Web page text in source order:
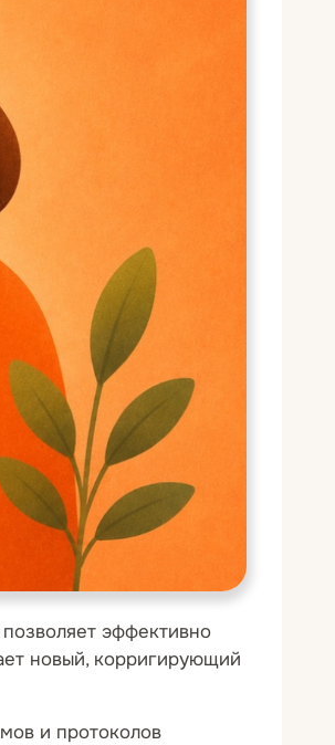
эффективно
новый, корригирующий
и протоколов